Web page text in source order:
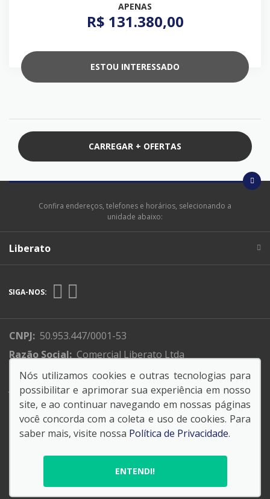
APENAS
R$ 131.380,00
ESTOU INTERESSADO
CARREGAR + OFERTAS
Confira endereços, telefones e horários, selecionando a
unidade abaixo:
Liberato
SIGA-NOS:
CNPJ: 50.953.447/0001-53
Razão Social: Comercial Liberato Ltda
Endereço Matriz: R. XV de Novembro, 310 - Centro -
Jundiaí -SP
Política de privacidade
Nós utilizamos cookies e outras tecnologias para
possibilitar e aprimorar sua experiência em nosso
site, e ao continuar navegando em nossas páginas
você concorda com a coleta e uso de cookies. Para
saber mais, visite nossa Política de Privacidade.
ENTENDI!